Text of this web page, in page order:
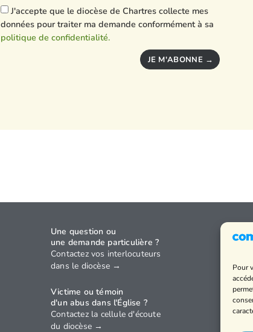
Pour
J'accepte que le diocèse de Chartres collecte mes
données pour traiter ma demande conformément à sa
politique de confidentialité.
JE M'ABONNE →
Une question ou
une demande particulière ?
Contactez vos interlocuteurs
dans le diocèse →
Victime ou témoin
d'un abus dans l'Église ?
Contactez la cellule d'écoute
du diocèse →